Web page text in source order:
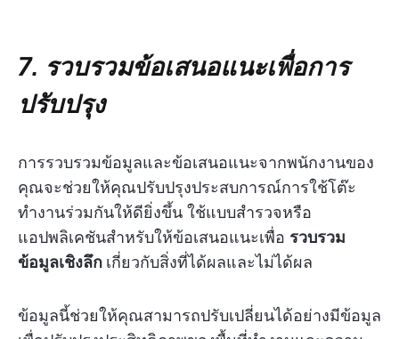
7. รวบรวมข้อเสนอแนะเพื่อการ
ปรับปรุง
การรวบรวมข้อมูลและข้อเสนอแนะจากพนักงานของ
คุณจะช่วยให้คุณปรับปรุงประสบการณ์การใช้โต๊ะ
ทำงานร่วมกันให้ดียิ่งขึ้น ใช้แบบสำรวจหรือ
แอปพลิเคชันสำหรับให้ข้อเสนอแนะเพื่อ รวบรวม
ข้อมูลเชิงลึก เกี่ยวกับสิ่งที่ได้ผลและไม่ได้ผล
ข้อมูลนี้ช่วยให้คุณสามารถปรับเปลี่ยนได้อย่างมีข้อมูล